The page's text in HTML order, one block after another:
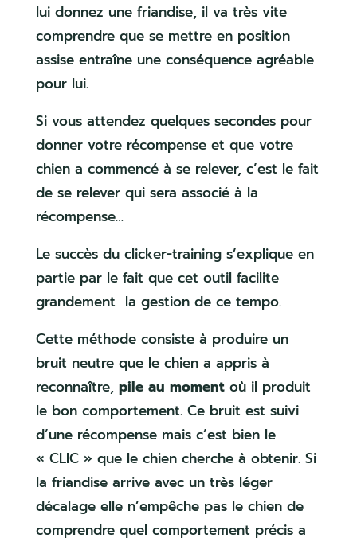
lui donnez une friandise, il va très vite
comprendre que se mettre en position
assise entraîne une conséquence agréable
pour lui.
Si vous attendez quelques secondes pour
donner votre récompense et que votre
chien a commencé à se relever, c’est le fait
de se relever qui sera associé à la
récompense…
Le succès du clicker-training s’explique en
partie par le fait que cet outil facilite
grandement la gestion de ce tempo.
Cette méthode consiste à produire un
bruit neutre que le chien a appris à
reconnaître, pile au momentoù il produit
le bon comportement. Ce bruit est suivi
d’une récompense mais c’est bien le
« CLIC » que le chien cherche à obtenir. Si
la friandise arrive avec un très léger
décalage elle n’empêche pas le chien de
comprendre quel comportement précis a